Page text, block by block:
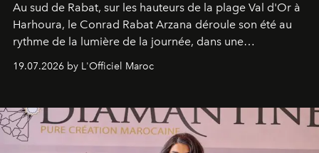
Au sud de Rabat, sur les hauteurs de la plage Val d'Or à
Harhoura, le Conrad Rabat Arzana déroule son été au
rythme de la lumière de la journée, dans une
programmation pensée comme une succession de
rendez-vous avec l’océan.
19.07.2026 by L'Officiel Maroc